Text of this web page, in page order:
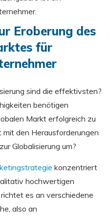
Eroberung des
für
sind die effektivsten?
benötigen
Markt erfolgreich zu
den Herausforderungen
Globalisierung um?
konzentriert
hochwertigen
es an verschiedene
also an